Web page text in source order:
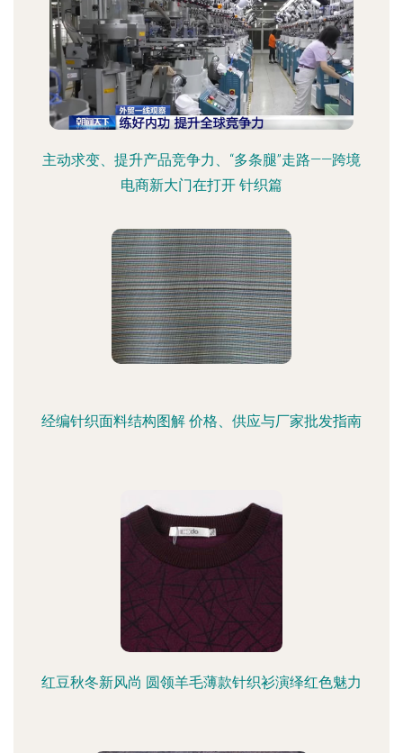
主动求变、提升产品竞争力、“多条腿”走路——跨境
电商新大门在打开 针织篇
经编针织面料结构图解 价格、供应与厂家批发指南
红豆秋冬新风尚 圆领羊毛薄款针织衫演绎红色魅力